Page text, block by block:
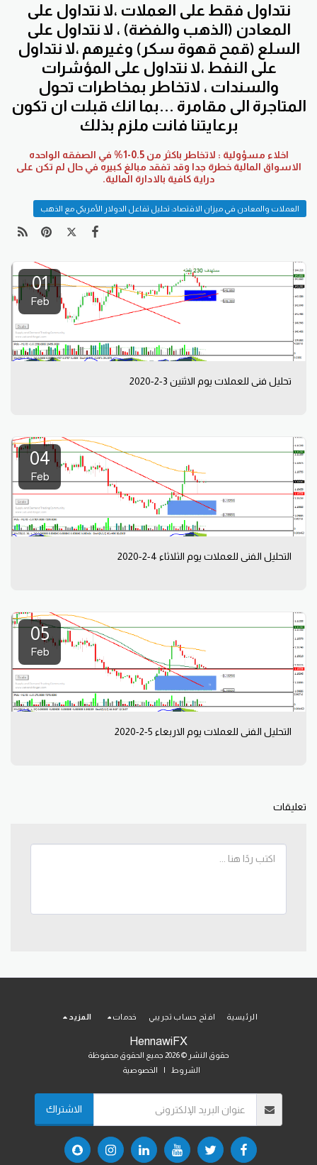
نتداول فقط على العملات ،لا نتداول على
المعادن (الذهب والفضة) ، لا نتداول على
السلع (قمح قهوة سكر) وغيرهم ،لا نتداول
على النفط ،لا نتداول على المؤشرات
والسندات ، لاتخاطر بمخاطرات تحول
المتاجرة الى مقامرة ...بما انك قبلت ان تكون
برعايتنا فانت ملزم بذلك
اخلاء مسؤولية : لاتخاطر باكثر من 0.5-1% في الصفقه الواحده
الاسواق المالية خطرة جدا وقد تفقد مبالغ كبيره في حال لم تكن على
دراية كافية بالادارة المالية.
العملات والمعادن في ميزان الاقتصاد: تحليل تفاعل الدولار الأمريكي مع الذهب
01
Feb
تحليل فني للعملات يوم الاثنين 3-2-2020
04
Feb
التحليل الفني للعملات يوم الثلاثاء 4-2-2020
05
Feb
التحليل الفني للعملات يوم الاربعاء 5-2-2020
تعليقات
HennawiFX
حقوق النشر © 2026 جميع الحقوق محفوظة
الشروط
| الخصوصية
الرئيسية افتح حساب تجريبي خدمات المزيد
الاشتراك